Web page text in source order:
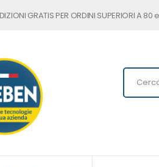
GRATIS PER ORDINI SUPERIORI A 80